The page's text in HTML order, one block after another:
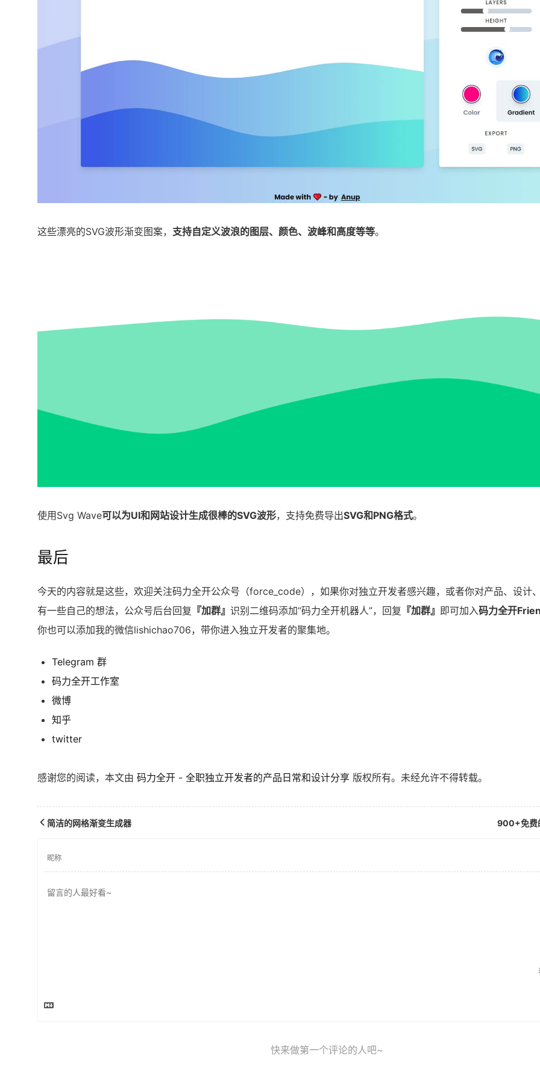
这些漂亮的SVG波形渐变图案， 支持自定义波浪的图层、颜色、波峰和高度等等。
使用Svg Wave可以为UI和网站设计生成很棒的SVG波形，支持免费导出SVG和PNG格式。
最后
今天的内容就是这些，欢迎关注码力全开公众号（force_code），如果你对独立开发者感兴趣，或者你对产品、设计
有一些自己的想法，公众号后台回复 『加群』 识别二维码添加“码力全开机器人”，回复 『加群』 即可加入码力全开
你也可以添加我的微信lishichao706，带你进入独立开发者的聚集地。
Telegram 群
码力全开工作室
微博
知乎
twitter
感谢您的阅读，本文由 码力全开 - 全职独立开发者的产品日常和设计分享 版权所有。未经允许不得转载。
简洁的网格渐变生成器 900+免费
快来做第一个评论的人吧~